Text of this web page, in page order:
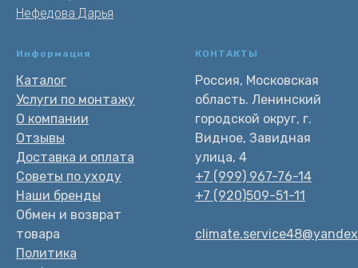
Нефедова Дарья
Информация
Каталог
Услуги по монтажу
О компании
Отзывы
Доставка и оплата
Советы по уходу
Наши бренды
Обмен и возврат
товара
Политика
КОНТАКТЫ
Россия, Московская
область. Ленинский
городской округ, г.
Видное, Завидная
улица, 4
+7 (999) 967-76-14
+7 (920)509-51-11